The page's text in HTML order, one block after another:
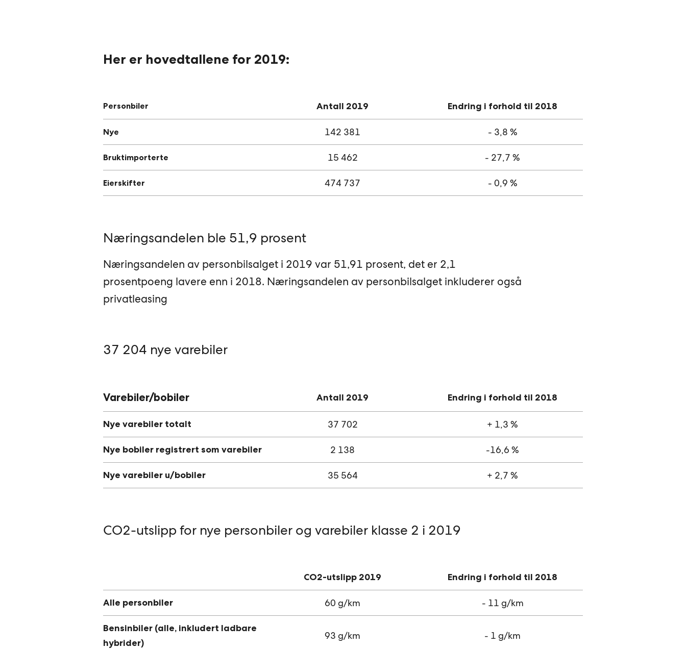
Her er hovedtallene for 2019:
Personbiler Antall 2019 Endring i forhold til 2018
Nye 142 381 - 3,8 %
Bruktimporterte 15 462 - 27,7 %
Eierskifter 474 737 - 0,9 %
Næringsandelen ble 51,9 prosent
Næringsandelen av personbilsalget i 2019 var 51,91 prosent, det er 2,1
prosentpoeng lavere enn i 2018. Næringsandelen av personbilsalget inkluderer også
privatleasing
37 204 nye varebiler
Varebiler/bobiler Antall 2019 Endring i forhold til 2018
Nye varebiler totalt 37 702 + 1,3 %
Nye bobiler registrert som varebiler 2 138 -16,6 %
Nye varebiler u/bobiler 35 564 + 2,7 %
CO2-utslipp for nye personbiler og varebiler klasse 2 i 2019
CO2-utslipp 2019 Endring i forhold til 2018
Alle personbiler 60 g/km - 11 g/km
Bensinbiler (alle, inkludert ladbare
hybrider)
93 g/km - 1 g/km